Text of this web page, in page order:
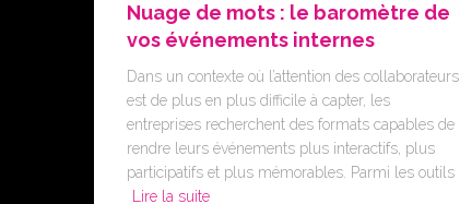
Nuage de mots : le baromètre de
vos événements internes
Dans un contexte où l’attention des collaborateurs
est de plus en plus difficile à capter, les
entreprises recherchent des formats capables de
rendre leurs événements plus interactifs, plus
participatifs et plus mémorables. Parmi les outils
Lire la suite